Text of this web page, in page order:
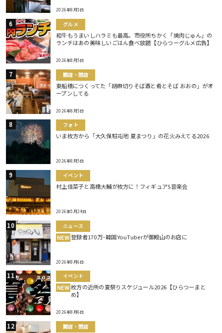
2026年8月5日
グルメ
和牛もうまいしハラミも最高。市役所ちかく「焼肉じゅん」の
ランチはあの美味しいごはん食べ放題【ひらつーグルメ広告】
2026年8月5日
開店・閉店
東船橋につくってた「胡麻切りそば酒と肴とそば おおの」がオ
ープンしてる
2026年8月5日
フォト
いま枚方から「大久保駐屯地 夏まつり」の花火みえてる2026
2026年8月5日
イベント
村上佳菜子と高橋大輔が枚方に！フィギュアS音楽会
2026年5月24日
ニュース
NEW 登録者170万･韓国YouTuberが御殿山のお店に
2026年8月6日
イベント
NEW 枚方の近所の夏祭りスケジュール2026【ひらつーまと
め】
2026年8月6日
開店・閉店